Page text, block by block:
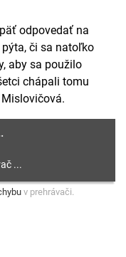
odpovedať na
či sa natoľko
aby sa použilo
chápali tomu
v prehrávači.